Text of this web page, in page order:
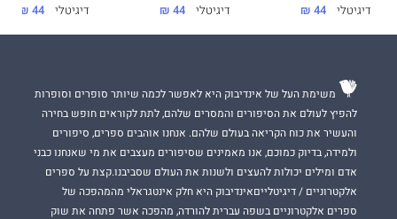
דיגיטלי 44 ₪
דיגיטלי 44 ₪
דיגיטלי 44 ₪
משימת העל של אינדיבוק היא לאפשר לכמה שיותר סופרים וסופרות
להפיץ לעולם את הסיפורים והמסרים שלהם, לתת לקוראים חופש בחירה
והעשיר את כוח הקריאה בעולם שלהם. אנחנו אוהבים ספרים, סיפורים
ולמידה, בדיוק כמוכם, אנו מאמינים שסיפורים מעצבים את מי שאנחנו כבני
אדם ומילים יכולות להעצים ולשנות את העולם שסביבנו.קצת על ספרים
אלקטרוניים / דיגיטלייםאינדיבוק היא חלק אינטגראלי מהמהפכה של
ספרים אלקטרוניים בשפה עברית להורדה, מהפכה אשר פתחה את שוק